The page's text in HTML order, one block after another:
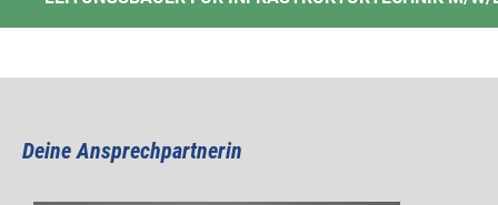
Deine Ansprechpartnerin